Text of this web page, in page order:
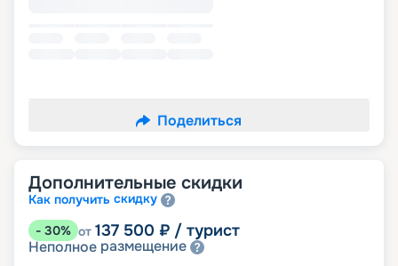
Поделиться
Дополнительные скидки
Как получить скидку
- 30% от 137 500 ₽ / турист
Неполное размещение